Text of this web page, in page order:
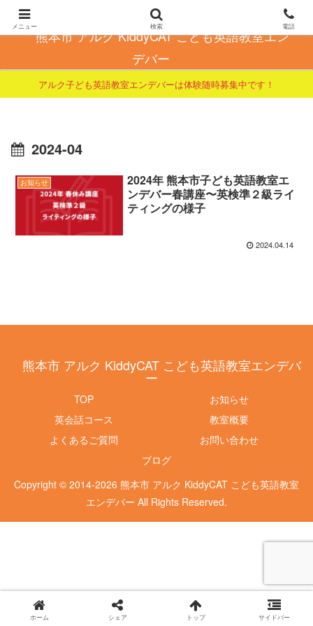
こども英会話で自信とやる気を育てる
熊本市 アルク KiddyCAT こども英語教室エン
デバー
アルク子ども英語教室エンデバーは体験随時募集中です！
2024-04
お知らせ
2024年 熊本市子ども英語教室エ
ンデバー春講座〜英検準２級ライ
ティングの様子
2024.04.14
熊本市 アルク KiddyCAT こども英語教室エンデバ
ー
TOP
お知らせ
英会話コース
教室概要
よくあるご質問
お問い合わせ
ブログ
Copyright © 2014-2026 熊本市 アルク KiddyCAT こども英語教室
エンデバー All Rights Reserved.
メニュー 検索 電話
ホーム シェア トップ サイドバー